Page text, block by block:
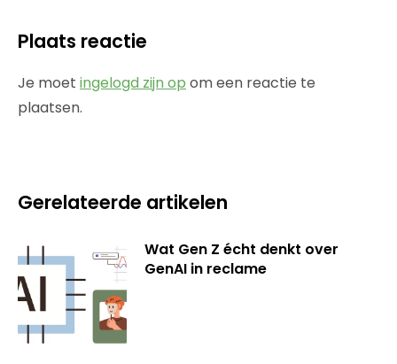
Plaats reactie
Je moet ingelogd zijn op om een reactie te
plaatsen.
Gerelateerde artikelen
Wat Gen Z écht denkt over
GenAI in reclame